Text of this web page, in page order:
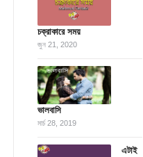
চক্রাকারে সময়
জুন 21, 2020
ভালবাসি
মার্চ 28, 2019
এটাই